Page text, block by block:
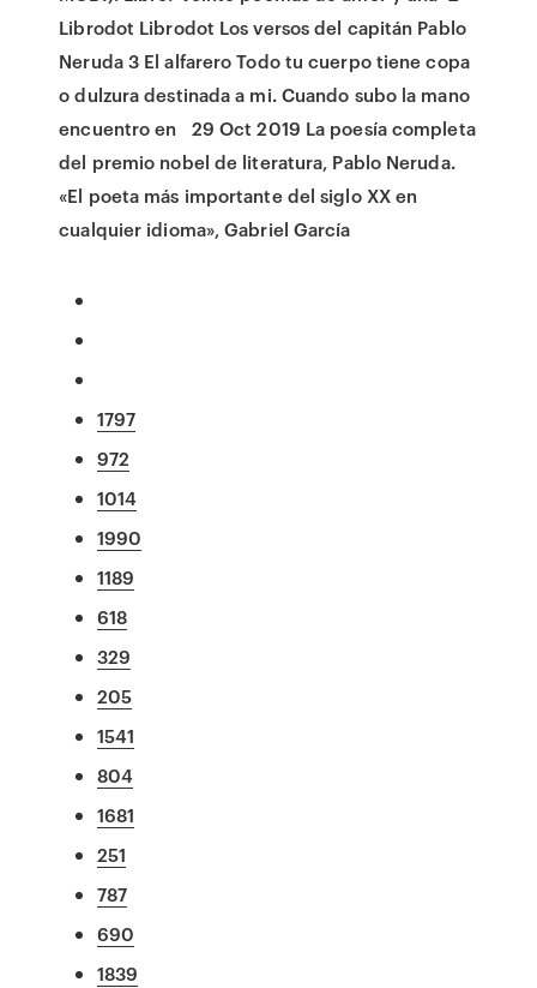
Librodot Librodot Los versos del capitán Pablo
Neruda 3 El alfarero Todo tu cuerpo tiene copa
o dulzura destinada a mi. Cuando subo la mano
encuentro en 29 Oct 2019 La poesía completa
del premio nobel de literatura, Pablo Neruda.
«El poeta más importante del siglo XX en
cualquier idioma», Gabriel García
1797
972
1014
1990
1189
618
329
205
1541
804
1681
251
787
690
1839